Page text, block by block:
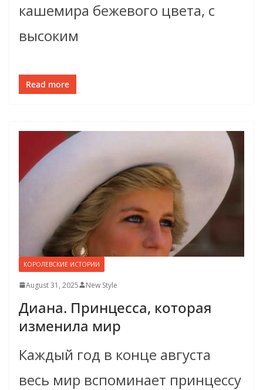
кашемира бежевого цвета, с
высоким
Read more
КОРОЛЕВСКИЕ ИСТОРИИ
August 31, 2025 New Style
Диана. Принцесса, которая
изменила мир
Каждый год в конце августа
весь мир вспоминает принцессу